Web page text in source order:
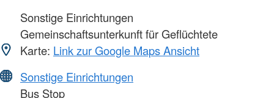
Sonstige Einrichtungen
Gemeinschaftsunterkunft für Geflüchtete
Karte: Link zur Google Maps Ansicht
Sonstige Einrichtungen
Bus Stop